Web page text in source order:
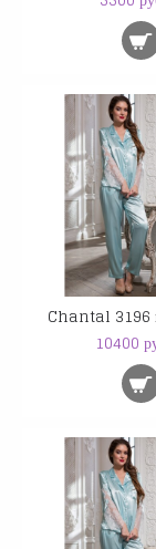
Chantal 3196
10400